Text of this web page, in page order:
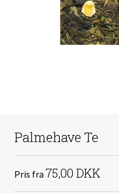
Palmehave Te
Pris fra 75,00 DKK